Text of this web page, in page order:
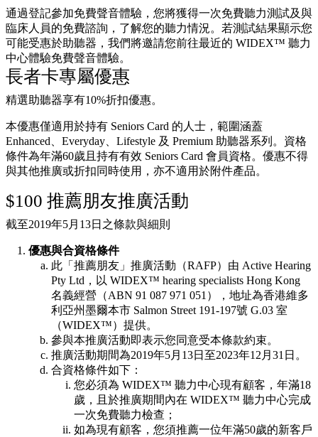
通過登記參加免費聲音體驗，您將獲得一次免費聽力測試及與
臨床人員的免費諮詢，了解您的聽力情況。若測試結果顯示您
可能受惠於助聽器，我們將邀請您前往最近的 WIDEX™ 聽力
中心體驗免費聲音體驗。
長者卡專屬優惠
精選助聽器享有10%折扣優惠。
本優惠僅適用於持有 Seniors Card 的人士，範圍涵蓋
Enhanced、Everyday、Lifestyle 及 Premium 助聽器系列。資格
條件為年滿60歲且持有有效 Seniors Card 會員資格。優惠不得
與其他推廣或折扣同時使用，亦不適用於附件產品。
$100 推薦朋友推廣活動
截至2019年5月13日之條款與細則
優惠與合資格條件
此「推薦朋友」推廣活動（RAFP）由 Active Hearing
Pty Ltd，以 WIDEX™ hearing specialists Hong Kong
名義經營（ABN 91 087 971 051），地址為香港維多
利亞州墨爾本市 Salmon Street 191-197號 G.03 室
（WIDEX™）提供。
參與本推廣活動即表示您同意受本條款約束。
推廣活動期間為2019年5月13日至2023年12月31日。
合資格條件如下：
您必須為 WIDEX™ 聽力中心現有顧客，年滿18
歲，且於推廣期間內在 WIDEX™ 聽力中心完成
一次免費聽力檢查；
如為現有顧客，您須推薦一位年滿50歲的新客戶